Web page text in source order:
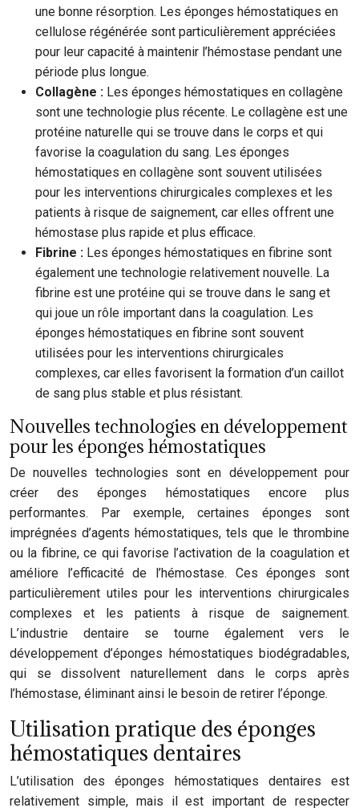
une bonne résorption. Les éponges hémostatiques en
cellulose régénérée sont particulièrement appréciées
pour leur capacité à maintenir l’hémostase pendant une
période plus longue.
Collagène : Les éponges hémostatiques en collagène
sont une technologie plus récente. Le collagène est une
protéine naturelle qui se trouve dans le corps et qui
favorise la coagulation du sang. Les éponges
hémostatiques en collagène sont souvent utilisées
pour les interventions chirurgicales complexes et les
patients à risque de saignement, car elles offrent une
hémostase plus rapide et plus efficace.
Fibrine : Les éponges hémostatiques en fibrine sont
également une technologie relativement nouvelle. La
fibrine est une protéine qui se trouve dans le sang et
qui joue un rôle important dans la coagulation. Les
éponges hémostatiques en fibrine sont souvent
utilisées pour les interventions chirurgicales
complexes, car elles favorisent la formation d’un caillot
de sang plus stable et plus résistant.
Nouvelles technologies en développement
pour les éponges hémostatiques
De nouvelles technologies sont en développement pour
créer des éponges hémostatiques encore plus
performantes. Par exemple, certaines éponges sont
imprégnées d’agents hémostatiques, tels que le thrombine
ou la fibrine, ce qui favorise l’activation de la coagulation et
améliore l’efficacité de l’hémostase. Ces éponges sont
particulièrement utiles pour les interventions chirurgicales
complexes et les patients à risque de saignement.
L’industrie dentaire se tourne également vers le
développement d’éponges hémostatiques biodégradables,
qui se dissolvent naturellement dans le corps après
l’hémostase, éliminant ainsi le besoin de retirer l’éponge.
Utilisation pratique des éponges
hémostatiques dentaires
L’utilisation des éponges hémostatiques dentaires est
relativement simple, mais il est important de respecter